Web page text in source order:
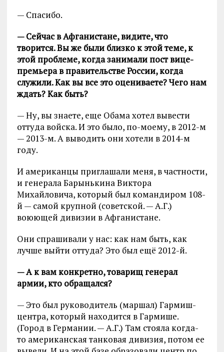
— Спасибо.
— Сейчас в Афганистане, видите, что
творится. Вы же были близко к этой теме, к
этой проблеме, когда занимали пост вице-
премьера в правительстве России, когда
служили. Как вы все это оцениваете? Чего нам
ждать? Как быть?
— Ну, вы знаете, еще Обама хотел вывести
оттуда войска. И это было, по-моему, в 2012-м
— 2013-м. А выводить они хотели в 2014-м
году.
И американцы приглашали меня, в частности,
и генерала Барынькина Виктора
Михайловича, который был командиром 108-
й — самой крупной (советской. — А.Г.)
воюющей дивизии в Афганистане.
Они спрашивали у нас: как нам быть, как
лучше выйти оттуда? Это был ещё 2012-й.
— А к вам конкретно, товарищ генерал
армии, кто обращался?
— Это был руководитель (маршал) Гармиш-
центра, который находится в Гармише.
(Город в Германии. — А.Г.) Там стояла когда-
то американская танковая дивизия, потом ее